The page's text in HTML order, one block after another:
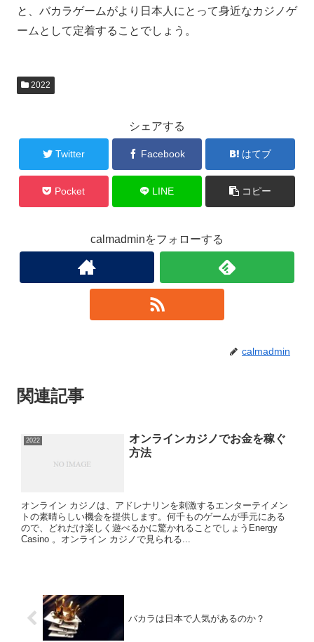
と、バカラゲームがより日本人にとって身近なカジノゲ
ームとして定着することでしょう。
2022
シェアする
Twitter Facebook はてブ
Pocket LINE コピー
calmadminをフォローする
calmadmin
関連記事
2022
オンラインカジノでお金を稼ぐ
方法
オンライン カジノは、アドレナリンを刺激するエンターテイメン
トの素晴らしい機会を提供します。何千ものゲームが手元にある
ので、どれだけ楽しく遊べるかに驚かれることでしょうEnergy
Casino 。オンライン カジノで見られる...
バカラは日本で人気があるのか？